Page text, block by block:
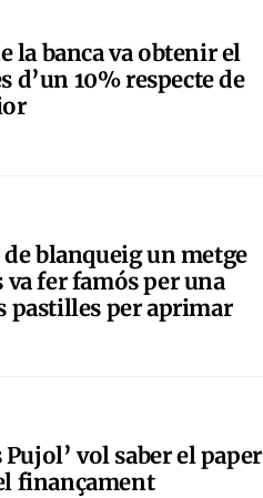
la banca va obtenir el
d’un 10% respecte de
blanqueig un metge
va fer famós per una
pastilles per aprimar
Pujol’ vol saber el paper
finançament